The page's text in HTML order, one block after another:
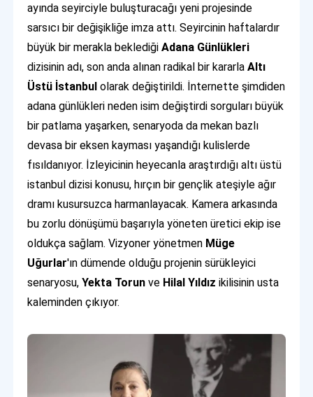
ayında seyirciyle buluşturacağı yeni projesinde
sarsıcı bir değişikliğe imza attı. Seyircinin haftalardır
büyük bir merakla beklediğiAdana Günlükleri
dizisinin adı, son anda alınan radikal bir kararlaAltı
Üstü İstanbul olarak değiştirildi. İnternette şimdiden
adana günlükleri neden isim değiştirdi sorguları büyük
bir patlama yaşarken, senaryoda da mekan bazlı
devasa bir eksen kayması yaşandığı kulislerde
fısıldanıyor. İzleyicinin heyecanla araştırdığı altı üstü
istanbul dizisi konusu, hırçın bir gençlik ateşiyle ağır
dramı kusursuzca harmanlayacak. Kamera arkasında
bu zorlu dönüşümü başarıyla yöneten üretici ekip ise
oldukça sağlam. Vizyoner yönetmen Müge
Uğurlar'ın dümende olduğu projenin sürükleyici
senaryosu,Yekta Torun ve Hilal Yıldız ikilisinin usta
kaleminden çıkıyor.